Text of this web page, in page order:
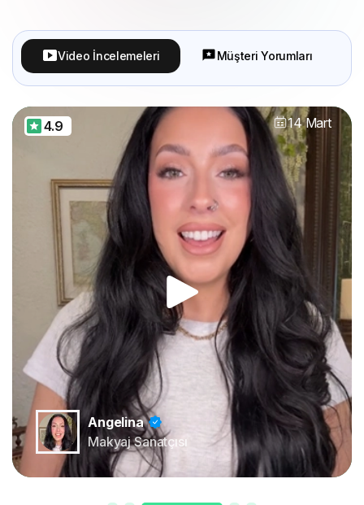
Video İncelemeleri Müşteri Yorumları
4.9 14 Mart
Angelina
Makyaj Sanatçısı